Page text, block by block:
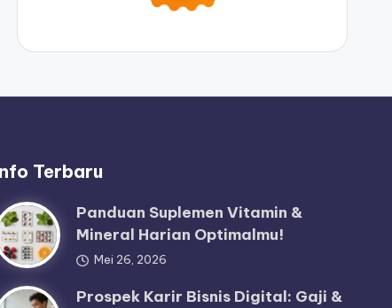
Terbaru
Panduan Suplemen Vitamin &
Mineral Harian Optimalmu!
Mei 26, 2026
Prospek Karir Bisnis Digital: Gaji &